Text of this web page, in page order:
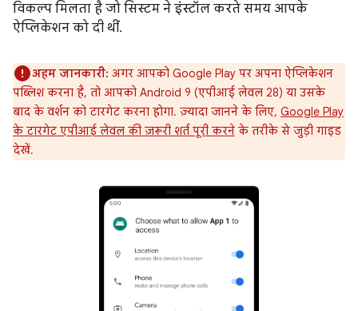
विकल्प मिलता है जो सिस्टम ने इंस्टॉल करते समय आपके
ऐप्लिकेशन को दी थीं.
अहम जानकारी: अगर आपको Google Play पर अपना ऐप्लिकेशन
पब्लिश करना है, तो आपको Android 9 (एपीआई लेवल 28) या उसके
बाद के वर्शन को टारगेट करना होगा. ज़्यादा जानने के लिए, Google Play
के टारगेट एपीआई लेवल की ज़रूरी शर्त पूरी करने के तरीके से जुड़ी गाइड
देखें.